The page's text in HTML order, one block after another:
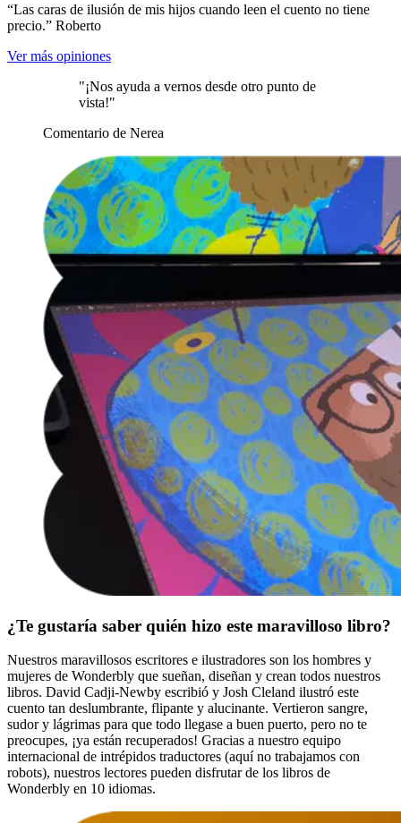
“Las caras de ilusión de mis hijos cuando leen el cuento no tiene
precio.” Roberto
Ver más opiniones
"¡Nos ayuda a vernos desde otro punto de
vista!"
Comentario de Nerea
¿Te gustaría saber quién hizo este maravilloso libro?
Nuestros maravillosos escritores e ilustradores son los hombres y
mujeres de Wonderbly que sueñan, diseñan y crean todos nuestros
libros. David Cadji-Newby escribió y Josh Cleland ilustró este
cuento tan deslumbrante, flipante y alucinante. Vertieron sangre,
sudor y lágrimas para que todo llegase a buen puerto, pero no te
preocupes, ¡ya están recuperados! Gracias a nuestro equipo
internacional de intrépidos traductores (aquí no trabajamos con
robots), nuestros lectores pueden disfrutar de los libros de
Wonderbly en 10 idiomas.